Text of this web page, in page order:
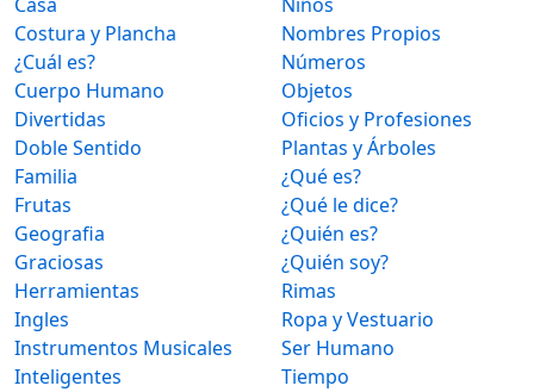
Costura y Plancha
¿Cuál es?
Cuerpo Humano
Divertidas
Doble Sentido
Familia
Frutas
Geografia
Graciosas
Herramientas
Ingles
Instrumentos Musicales
Inteligentes
Nombres Propios
Números
Objetos
Oficios y Profesiones
Plantas y Árboles
¿Qué es?
¿Qué le dice?
¿Quién es?
¿Quién soy?
Rimas
Ropa y Vestuario
Ser Humano
Tiempo